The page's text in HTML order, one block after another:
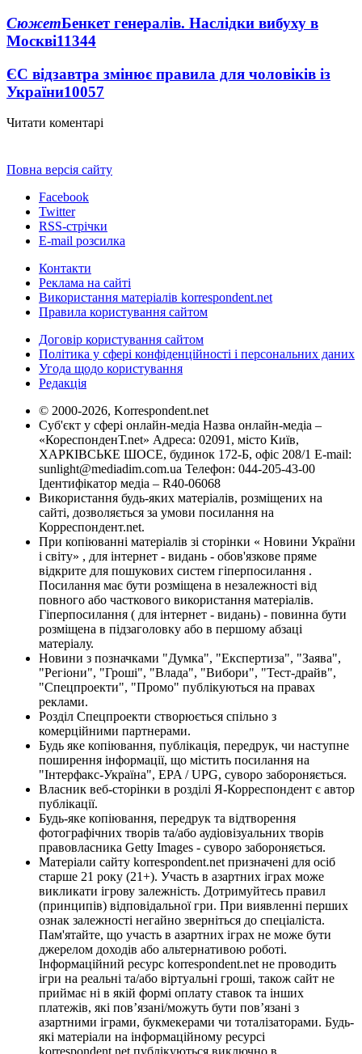
СюжетБенкет генералів. Наслідки вибуху в
Москві11344
ЄС відзавтра змінює правила для чоловіків із
України10057
Читати коментарі
Повна версія сайту
Facebook
Twitter
RSS-стрічки
E-mail розсилка
Контакти
Реклама на сайті
Використання матеріалів korrespondent.net
Правила користування сайтом
Договір користування сайтом
Політика у сфері конфіденційності і персональних даних
Угода щодо користування
Редакція
© 2000-2026, Korrespondent.net
Суб'єкт у сфері онлайн-медіа Назва онлайн-медіа –
«КореспонденТ.net» Адреса: 02091, місто Київ,
ХАРКІВСЬКЕ ШОСЕ, будинок 172-Б, офіс 208/1 E-mail:
sunlight@mediadim.com.ua Телефон: 044-205-43-00
Ідентифікатор медіа – R40-06068
Використання будь-яких матеріалів, розміщених на
сайті, дозволяється за умови посилання на
Корреспондент.net.
При копіюванні матеріалів зі сторінки « Новини України
і світу» , для інтернет - видань - обов'язкове пряме
відкрите для пошукових систем гіперпосилання .
Посилання має бути розміщена в незалежності від
повного або часткового використання матеріалів.
Гіперпосилання ( для інтернет - видань) - повинна бути
розміщена в підзаголовку або в першому абзаці
матеріалу.
Новини з позначками "Думка", "Експертиза", "Заява",
"Регіони", "Гроші", "Влада", "Вибори", "Тест-драйв",
"Спецпроекти", "Промо" публікуються на правах
реклами.
Розділ Спецпроекти створюється спільно з
комерційними партнерами.
Будь яке копіювання, публікація, передрук, чи наступне
поширення інформації, що містить посилання на
"Інтерфакс-Україна", EPA / UPG, суворо забороняється.
Власник веб-сторінки в розділі Я-Корреспондент є автор
публікації.
Будь-яке копіювання, передрук та відтворення
фотографічних творів та/або аудіовізуальних творів
правовласника Getty Images - суворо забороняється.
Матеріали сайту korrespondent.net призначені для осіб
старше 21 року (21+). Участь в азартних іграх може
викликати ігрову залежність. Дотримуйтесь правил
(принципів) відповідальної гри. При виявленні перших
ознак залежності негайно зверніться до спеціаліста.
Пам'ятайте, що участь в азартних іграх не може бути
джерелом доходів або альтернативою роботі.
Інформаційний ресурс korrespondent.net не проводить
ігри на реальні та/або віртуальні гроші, також сайт не
приймає ні в якій формі оплату ставок та інших
платежів, які пов’язані/можуть бути пов’язані з
азартними іграми, букмекерами чи тоталізаторами. Будь-
які матеріали на інформаційному ресурсі